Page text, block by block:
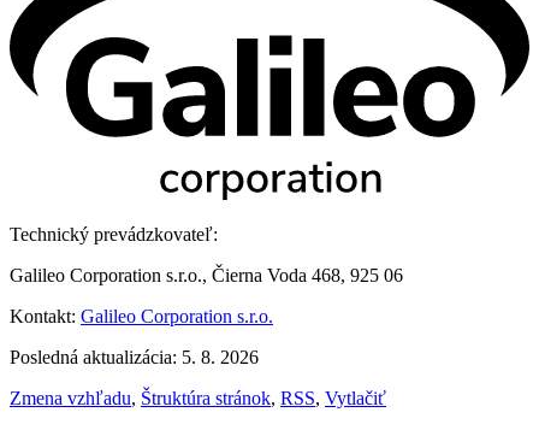
Technický prevádzkovateľ:
Galileo Corporation s.r.o., Čierna Voda 468, 925 06
Kontakt: Galileo Corporation s.r.o.
Posledná aktualizácia: 5. 8. 2026
Zmena vzhľadu, Štruktúra stránok, RSS, Vytlačiť